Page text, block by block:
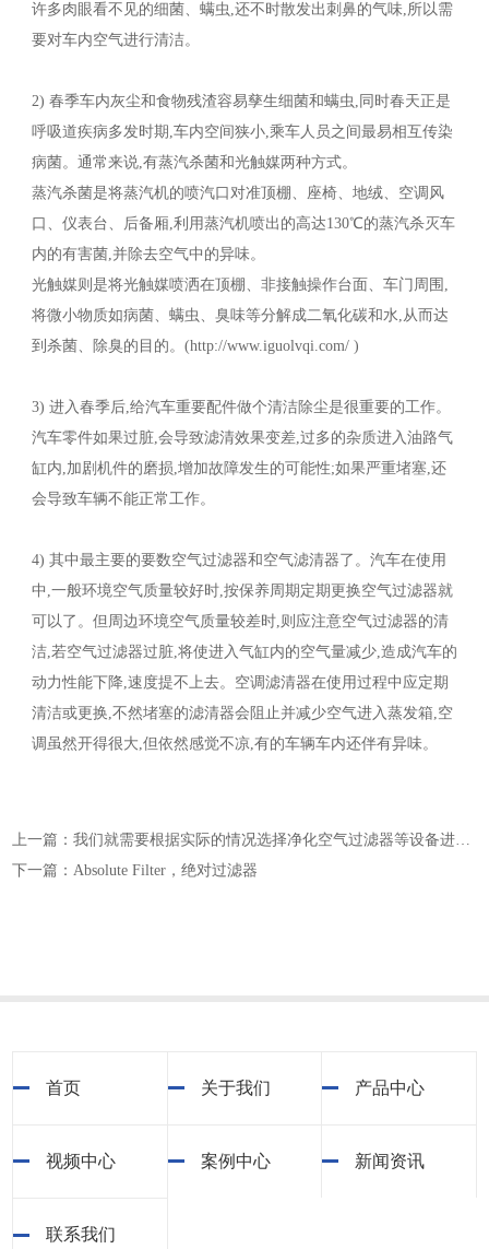
许多肉眼看不见的细菌、螨虫,还不时散发出刺鼻的气味,所以需
要对车内空气进行清洁。
2) 春季车内灰尘和食物残渣容易孳生细菌和螨虫,同时春天正是
呼吸道疾病多发时期,车内空间狭小,乘车人员之间最易相互传染
病菌。通常来说,有蒸汽杀菌和光触媒两种方式。
蒸汽杀菌是将蒸汽机的喷汽口对准顶棚、座椅、地绒、空调风
口、仪表台、后备厢,利用蒸汽机喷出的高达130℃的蒸汽杀灭车
内的有害菌,并除去空气中的异味。
光触媒则是将光触媒喷洒在顶棚、非接触操作台面、车门周围,
将微小物质如病菌、螨虫、臭味等分解成二氧化碳和水,从而达
到杀菌、除臭的目的。(http://www.iguolvqi.com/ )
3) 进入春季后,给汽车重要配件做个清洁除尘是很重要的工作。
汽车零件如果过脏,会导致滤清效果变差,过多的杂质进入油路气
缸内,加剧机件的磨损,增加故障发生的可能性;如果严重堵塞,还
会导致车辆不能正常工作。
4) 其中最主要的要数空气过滤器和空气滤清器了。汽车在使用
中,一般环境空气质量较好时,按保养周期定期更换空气过滤器就
可以了。但周边环境空气质量较差时,则应注意空气过滤器的清
洁,若空气过滤器过脏,将使进入气缸内的空气量减少,造成汽车的
动力性能下降,速度提不上去。空调滤清器在使用过程中应定期
清洁或更换,不然堵塞的滤清器会阻止并减少空气进入蒸发箱,空
调虽然开得很大,但依然感觉不凉,有的车辆车内还伴有异味。
上一篇：我们就需要根据实际的情况选择净化空气过滤器等设备进行治理
下一篇：Absolute Filter，绝对过滤器
首页 关于我们 产品中心
视频中心 案例中心 新闻资讯
联系我们